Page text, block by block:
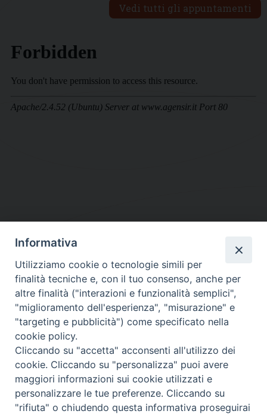
Vedi tutti gli appuntamenti
DIOCESI SUBURBICARIA DI ALBANO
Contatti:Tel.: 06.93268401 - Fax.: 06.9323844
E-mail:curia@diocesidialbano.it
Orari: dal Lunedì al Venerdì Ore: 9:00 - 13:00
Lunedì, Mercoledì e Venerdì, Ore 9:30 - 12:30
Diocesi Suburbicaria di Albano
Informativa
Utilizziamo cookie o tecnologie simili per
finalità tecniche e, con il tuo consenso, anche per
altre finalità ("interazioni e funzionalità semplici",
"miglioramento dell'esperienza", "misurazione" e
"targeting e pubblicità") come specificato nella
cookie policy.
Cliccando su "accetta" acconsenti all'utilizzo dei
cookie. Cliccando su "personalizza" puoi avere
maggiori informazioni sui cookie utilizzati e
personalizzare le tue preferenze. Cliccando su
"rifiuta" o chiudendo questa informativa proseguirai